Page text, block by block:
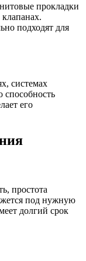
прокладки
подходят для
системах
способность
его
простота
под нужную
долгий срок